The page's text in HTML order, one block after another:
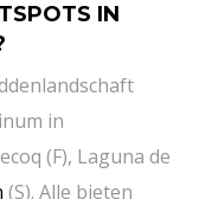
⁤IN
in
(F), Laguna de
(S). Alle bieten